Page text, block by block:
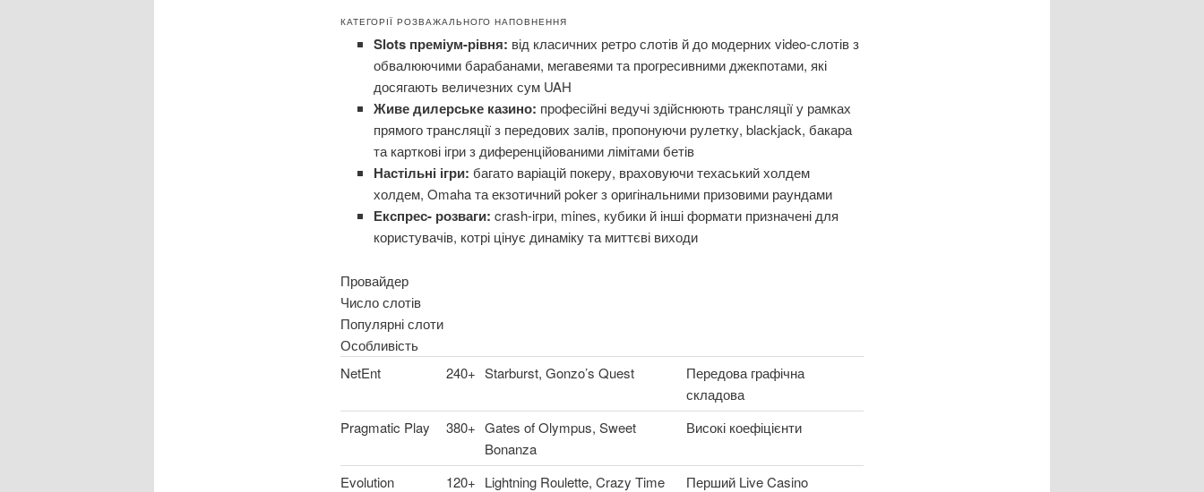
КАТЕГОРІЇ РОЗВАЖАЛЬНОГО НАПОВНЕННЯ
Slots преміум-рівня: від класичних ретро слотів й до модерних video-слотів з
обвалюючими барабанами, мегавеями та прогресивними джекпотами, які
досягають величезних сум UAH
Живе дилерське казино: професійні ведучі здійснюють трансляції у рамках
прямого трансляції з передових залів, пропонуючи рулетку, blackjack, бакара
та карткові ігри з диференційованими лімітами бетів
Настільні ігри: багато варіацій покеру, враховуючи техаський холдем
холдем, Omaha та екзотичний poker з оригінальними призовими раундами
Експрес- розваги: crash-ігри, mines, кубики й інші формати призначені для
користувачів, котрі цінує динаміку та миттєві виходи
Провайдер
Число слотів
Популярні слоти
Особливість
NetEnt
240+ Starburst, Gonzo’s Quest
Передова графічна
складова
Pragmatic Play
380+ Gates of Olympus, Sweet
Bonanza
Високі коефіцієнти
Evolution
120+ Lightning Roulette, Crazy Time Перший Live Casino